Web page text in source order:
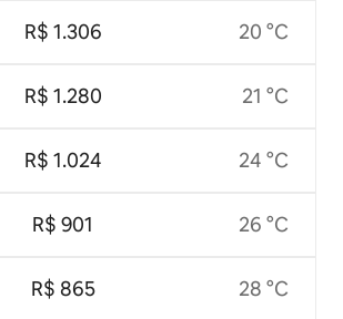
R$ 1.306
R$ 1.280
R$ 1.024
R$ 901
R$ 865
20 °C
21 °C
24 °C
26 °C
28 °C